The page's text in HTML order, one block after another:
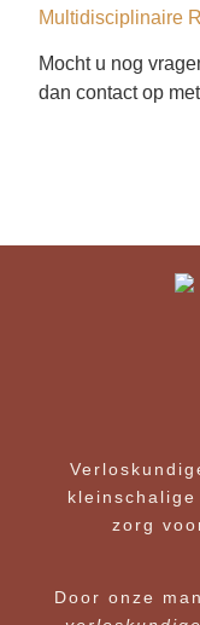
Multidisciplinaire
Mocht u nog
dan contact op
zorg
Door onze